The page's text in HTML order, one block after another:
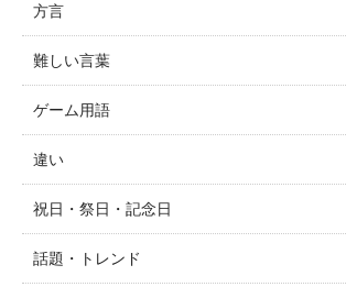
方言
難しい言葉
ゲーム用語
違い
祝日・祭日・記念日
話題・トレンド